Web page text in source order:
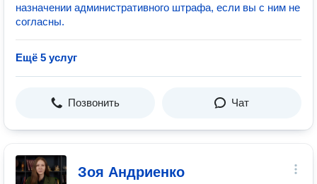
назначении административного штрафа, если вы с ним не
согласны.
Ещё 5 услуг
Позвонить Чат
Зоя Андриенко